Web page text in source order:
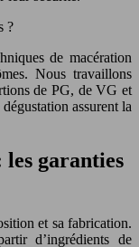
?
de macération
Nous travaillons
de PG, de VG et
assurent la
garanties
et sa fabrication.
d’ingrédients de